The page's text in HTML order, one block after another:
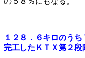
１２８．６キロのう
完工したＫＴＸ第２段